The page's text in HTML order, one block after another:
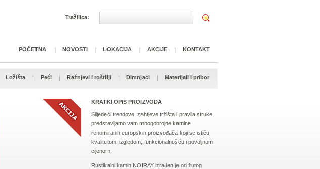
Tražilica:
POČETNA NOVOSTI LOKACIJA AKCIJE KONTAKT
Ložišta Peći Ražnjevi i roštilji Dimnjaci Materijali i pribor
KRATKI OPIS PROIZVODA
Slijedeći trendove, zahtjeve tržišta i pravila struke
predstavljamo vam mnogobrojne kamine
renomiranih europskih proizvođača koji se ističu
kvalitetom, izgledom, funkcionalnošću i povoljnom
cijenom.
Rustikalni kamin NOIRAY izrađen je od žutog